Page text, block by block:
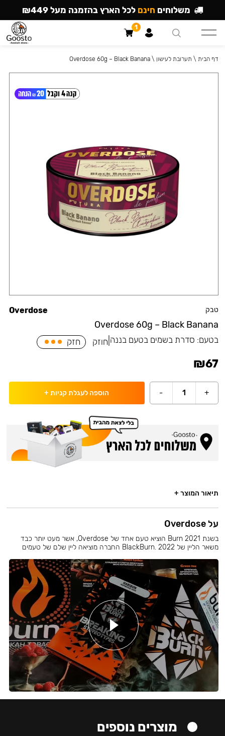
טבק
Overdose 60g – Black Banana
Overdose
בטעם: סדרת בשמים בטעם בננה חוזק חזק
₪67
+
1
- הוספה לעגלת קניות +
דף הבית \ תערובת לעישון \
Overdose 60g – Black Banana
תיאור המוצר +
על Overdose
בשנת 2021 Burn הוציא טעם אחד של Overdose, אשר מעט יותר כבד
משאר הליין של BlackBurn. 2022 החברה מוציאה ליין שלם של טעמים
מוצרים נוספים
משלוחים חינם לכל הארץ בהזמנה מעל ₪449
1